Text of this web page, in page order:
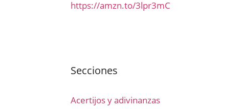
https://amzn.to/3lpr3mC
Secciones
Acertijos y adivinanzas